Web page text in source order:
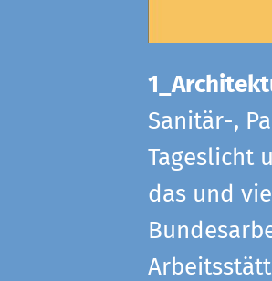
Sanitär-,
Tageslicht
das und